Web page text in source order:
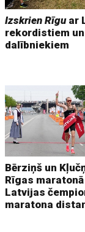
Izskrien Rīguar
rekordistiem
dalībniekiem
Bērziņš un
Rīgas
Latvijas
maratona